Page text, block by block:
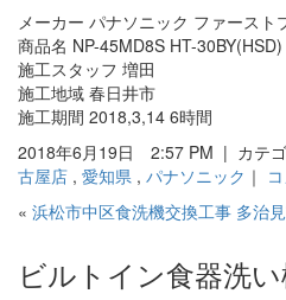
メーカー パナソニック ファースト
商品名 NP-45MD8S HT-
施工スタッフ 増田
施工地域 春日井市
施工期間 2018,3,14 6時間
2018年6月19日 2:57 PM | カテゴ
古屋店 , 愛知県 , パナソニック ｜
« 浜松市中区食洗機交換工事 多治
ビルトイン食器洗